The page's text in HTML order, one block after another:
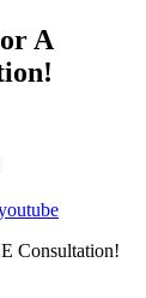
A
Consultation!